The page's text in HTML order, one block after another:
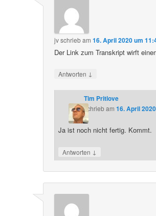
jvschriebam16. April 2020 um
Der Link zum Transkript wirft
Antworten ↓
Tim Pritlove
schriebam 16. April
Ja ist noch nicht fertig. Kommt.
Antworten ↓